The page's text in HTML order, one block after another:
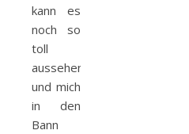
kann es
noch so
toll
aussehen
und mich
in den
Bann